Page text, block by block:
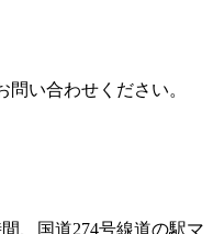
い合わせください。
、国道274号線道の駅マ